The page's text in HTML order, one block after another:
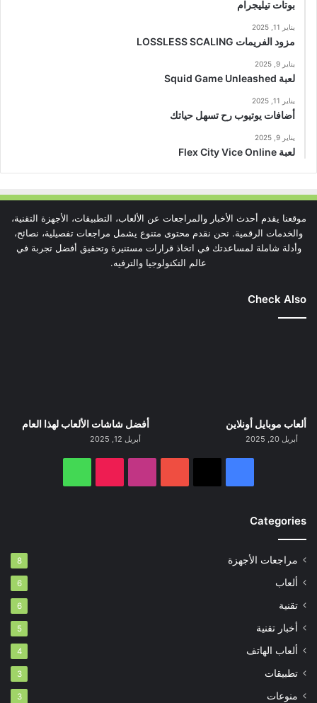
بوتات تيليجرام
يناير 11, 2025
مزود الفريمات LOSSLESS SCALING
يناير 9, 2025
لعبة Squid Game Unleashed
يناير 11, 2025
أضافات يوتيوب رح تسهل حياتك
يناير 9, 2025
لعبة Flex City Vice Online
موقعنا يقدم أحدث الأخبار والمراجعات عن الألعاب، التطبيقات، الأجهزة التقنية،
والخدمات الرقمية. نحن نقدم محتوى متنوع يشمل مراجعات تفصيلية، نصائح،
وأدلة شاملة لمساعدتك في اتخاذ قرارات مستنيرة وتحقيق أفضل تجربة في
عالم التكنولوجيا والترفيه.
Check Also
ألعاب موبايل أونلاين
أبريل 20, 2025
أفضل شاشات الألعاب لهذا العام
أبريل 12, 2025
Categories
مراجعات الأجهزة 8
ألعاب 6
تقنية 6
أخبار تقنية 5
ألعاب الهاتف 4
تطبيقات 3
منوعات 3